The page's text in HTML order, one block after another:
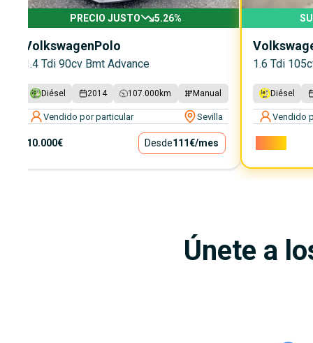
PRECIO JUSTO 5.26%
VolkswagenPolo
1.4 Tdi 90cv Bmt Advance
Diésel 2014 107.000 km Manual
Vendido por particular Sevilla
10.000€ Desde111€/mes
1.6 Tdi
Diésel
Vendido
Únete a